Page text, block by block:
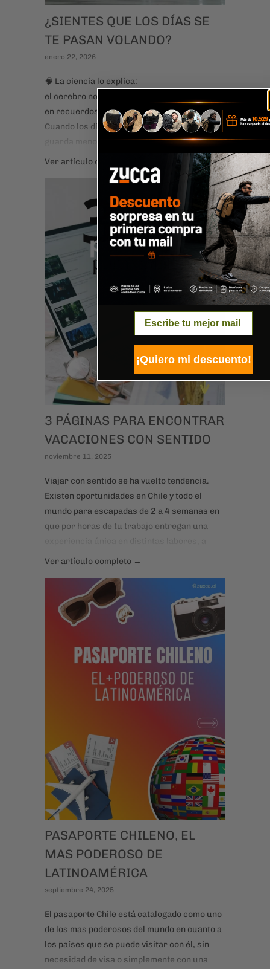
¿SIENTES QUE LOS DÍAS SE
TE PASAN VOLANDO?
enero 22, 2026
🧠 La ciencia lo explica:
el cerebro no mide el tiempo en horas, sino
en recuerdos.
Cuando los días se parecen demasiado,
guarda menos momentos…
y al mirar atrás, sentimos que todo pasó en
Ver artículo completo →
3 PÁGINAS PARA ENCONTRAR
VACACIONES CON SENTIDO
noviembre 11, 2025
Viajar con sentido se ha vuelto tendencia.
Existen oportunidades en Chile y todo el
mundo para escapadas de 2 a 4 semanas en
que por horas de tu trabajo entregan una
cambio de alojamiento y en la mayoría de las
explorar, descansar, conectar con otras
realidades.
Ver artículo completo →
PASAPORTE CHILENO, EL
MAS PODEROSO DE
LATINOAMÉRICA
septiembre 24, 2025
El pasaporte Chile está catalogado como uno
de los mas poderosos del mundo en cuanto a
los países que se puede visitar con él, sin
necesidad de visa o simplemente con una
¡Quiero mi descuento!